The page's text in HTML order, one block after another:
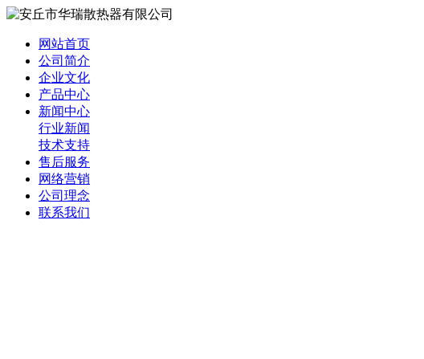
网站首页
公司简介
企业文化
产品中心
新闻中心
行业新闻
技术支持
售后服务
网络营销
公司理念
联系我们